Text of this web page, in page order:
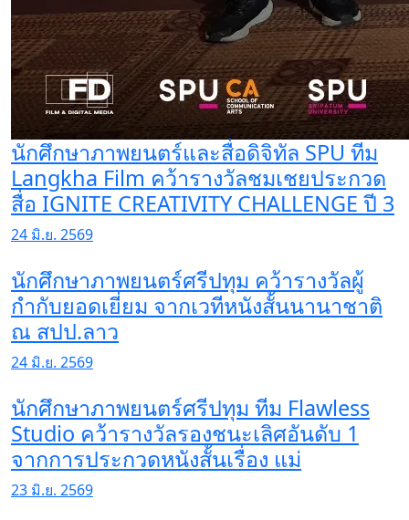
นักศึกษาภาพยนตร์และสื่อดิจิทัล SPU ทีม
Langkha Film คว้ารางวัลชมเชยประกวด
สื่อ IGNITE CREATIVITY CHALLENGE ปี 3
24 มิ.ย. 2569
นักศึกษาภาพยนตร์ศรีปทุม คว้ารางวัลผู้
กำกับยอดเยี่ยม จากเวทีหนังสั้นนานาชาติ
ณ สปป.ลาว
24 มิ.ย. 2569
นักศึกษาภาพยนตร์ศรีปทุม ทีม Flawless
Studio คว้ารางวัลรองชนะเลิศอันดับ 1
จากการประกวดหนังสั้นเรื่อง แม่
23 มิ.ย. 2569